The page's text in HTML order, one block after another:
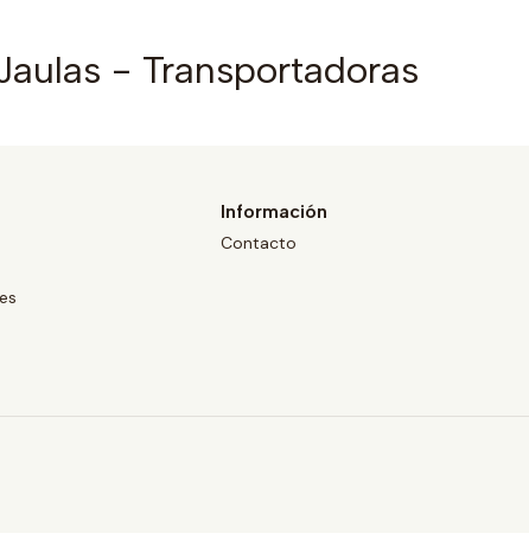
- Transportadoras
Información
Contacto